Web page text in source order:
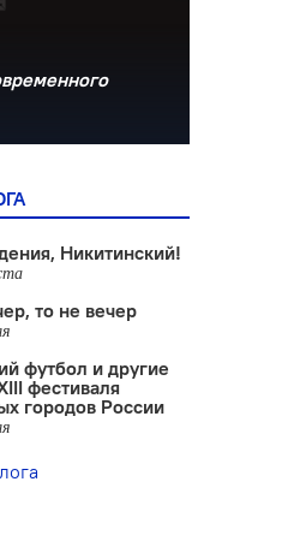
Никитинский!
то не вечер
футбол и другие
фестиваля
городов России